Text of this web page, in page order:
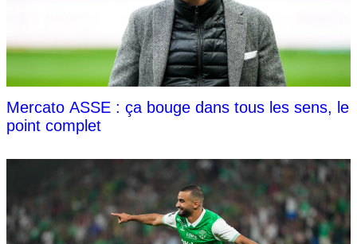
Mercato ASSE : ça bouge dans tous les sens, le
point complet